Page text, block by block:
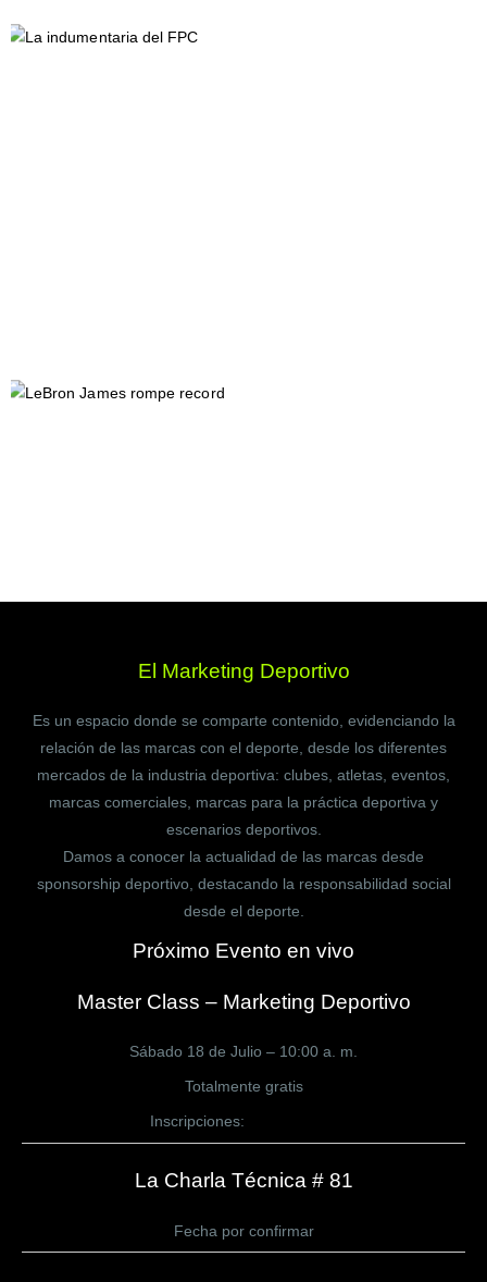
El Marketing Deportivo
Es un espacio donde se comparte contenido, evidenciando la
relación de las marcas con el deporte, desde los diferentes
mercados de la industria deportiva: clubes, atletas, eventos,
marcas comerciales, marcas para la práctica deportiva y
escenarios deportivos.
Damos a conocer la actualidad de las marcas desde
sponsorship deportivo, destacando la responsabilidad social
desde el deporte.
Próximo Evento en vivo
Master Class – Marketing Deportivo
Sábado 18 de Julio – 10:00 a. m.
Totalmente gratis
Inscripciones:
La Charla Técnica # 81
Fecha por confirmar